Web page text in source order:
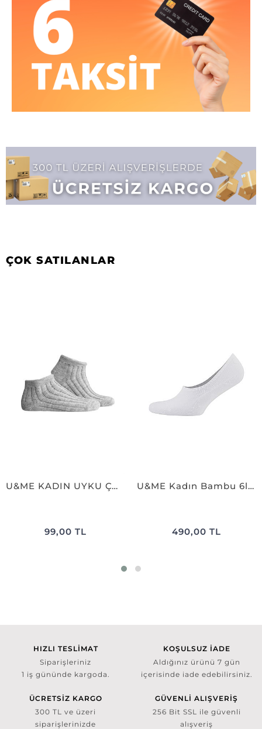
ÇOK SATILANLAR
U&ME KADIN UYKU ÇORABI GRİMELANJ
99,00 TL
U&ME Kadın Bambu 6lı Babet Çorap BEYAZ
490,00 TL
HIZLI TESLİMAT
Siparişleriniz
1 iş gününde kargoda.
KOŞULSUZ İADE
Aldığınız ürünü 7 gün
içerisinde iade edebilirsiniz.
ÜCRETSİZ KARGO
300 TL ve üzeri
siparişlerinizde
GÜVENLİ ALIŞVERİŞ
256 Bit SSL ile güvenli
alışveriş